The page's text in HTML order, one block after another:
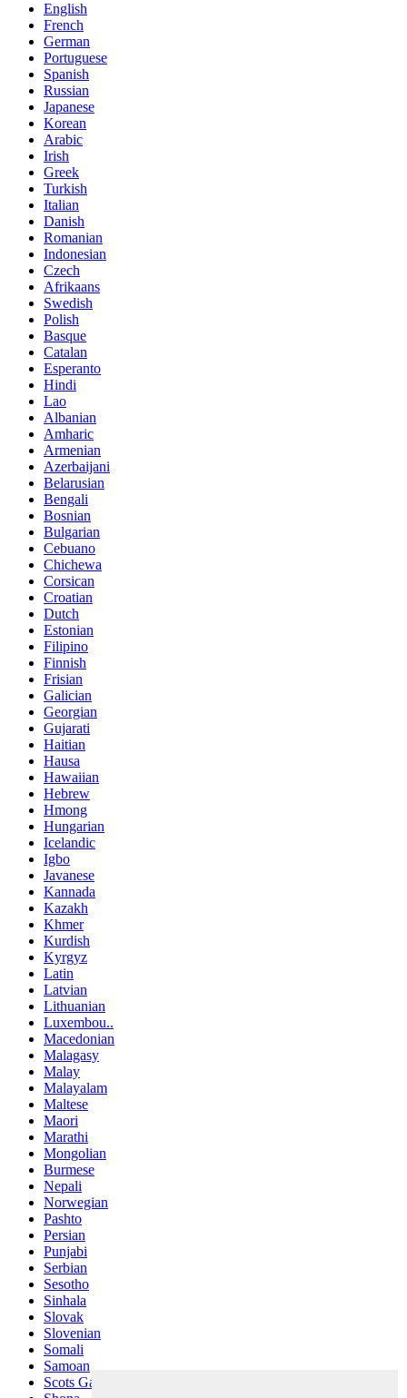
English
French
German
Portuguese
Spanish
Russian
Japanese
Korean
Arabic
Irish
Greek
Turkish
Italian
Danish
Romanian
Indonesian
Czech
Afrikaans
Swedish
Polish
Basque
Catalan
Esperanto
Hindi
Lao
Albanian
Amharic
Armenian
Azerbaijani
Belarusian
Bengali
Bosnian
Bulgarian
Cebuano
Chichewa
Corsican
Croatian
Dutch
Estonian
Filipino
Finnish
Frisian
Galician
Georgian
Gujarati
Haitian
Hausa
Hawaiian
Hebrew
Hmong
Hungarian
Icelandic
Igbo
Javanese
Kannada
Kazakh
Khmer
Kurdish
Kyrgyz
Latin
Latvian
Lithuanian
Luxembou..
Macedonian
Malagasy
Malay
Malayalam
Maltese
Maori
Marathi
Mongolian
Burmese
Nepali
Norwegian
Pashto
Persian
Punjabi
Serbian
Sesotho
Sinhala
Slovak
Slovenian
Somali
Samoan
Scots Gaelic